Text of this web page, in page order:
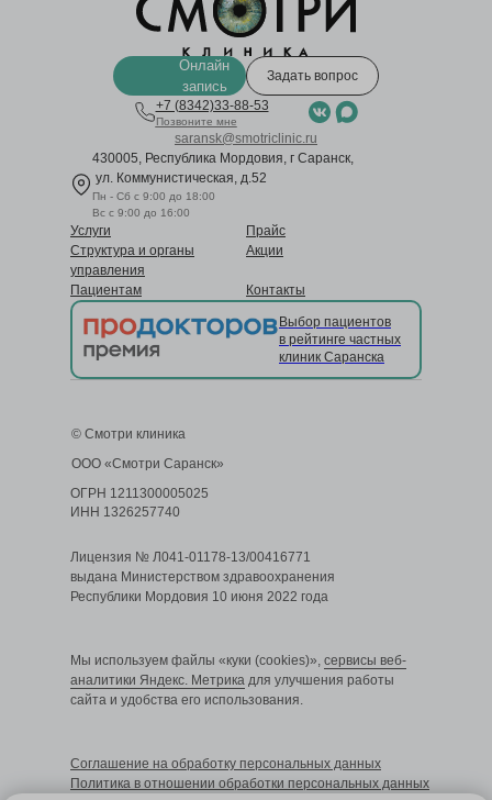
Онлайн
запись
Задать вопрос
+7 (8342)33-88-53
Позвоните мне
saransk@smotriclinic.ru
430005, Республика Мордовия, г Саранск,
ул. Коммунистическая, д.52
Пн - Сб с 9:00 до 18:00
Вс с 9:00 до 16:00
Услуги
Прайс
Структура и органы
управления
Акции
Пациентам Контакты
Выбор пациентов
в рейтинге частных
клиник Саранска
Лицензия № Л041-01178-13/00416771
выдана Министерством здравоохранения
Республики Мордовия 10 июня 2022 года
ООО «Смотри Саранск»
© Смотри клиника
ОГРН 1211300005025
ИНН 1326257740
Cоглашение на обработку персональных данных
Политика в отношении обработки персональных данных
Мы используем файлы «куки (cookies)», сервисы веб-
аналитики Яндекс. Метрика для улучшения работы
сайта и удобства его использования.